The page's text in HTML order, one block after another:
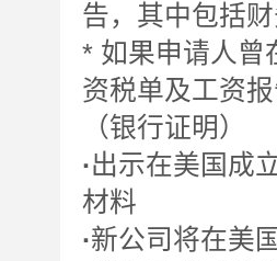
告，其中包括
* 如果申请人
资税单及工资
（银行证明）
·出示在美国成
材料
·新公司将在美